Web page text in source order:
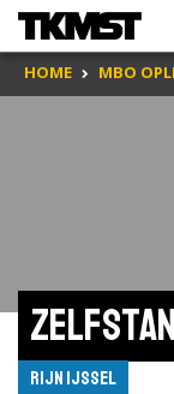
HOME MBO
Rijn IJssel